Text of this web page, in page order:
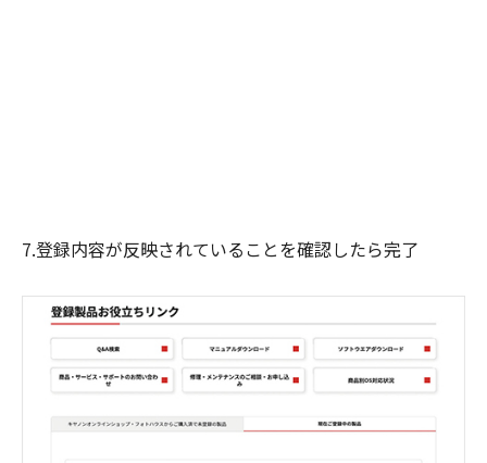
7.登録内容が反映されていることを確認したら完了